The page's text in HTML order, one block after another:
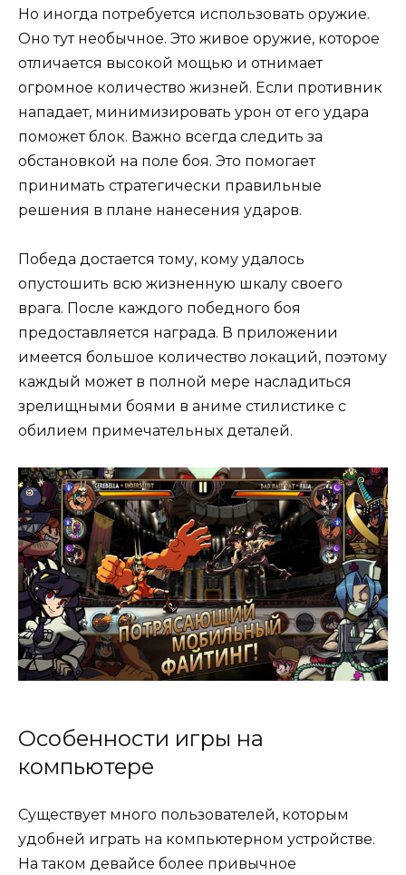
Но иногда потребуется использовать оружие.
Оно тут необычное. Это живое оружие, которое
отличается высокой мощью и отнимает
огромное количество жизней. Если противник
нападает, минимизировать урон от его удара
поможет блок. Важно всегда следить за
обстановкой на поле боя. Это помогает
принимать стратегически правильные
решения в плане нанесения ударов.
Победа достается тому, кому удалось
опустошить всю жизненную шкалу своего
врага. После каждого победного боя
предоставляется награда. В приложении
имеется большое количество локаций, поэтому
каждый может в полной мере насладиться
зрелищными боями в аниме стилистике с
обилием примечательных деталей.
Особенности игры на
компьютере
Существует много пользователей, которым
удобней играть на компьютерном устройстве.
На таком девайсе более привычное